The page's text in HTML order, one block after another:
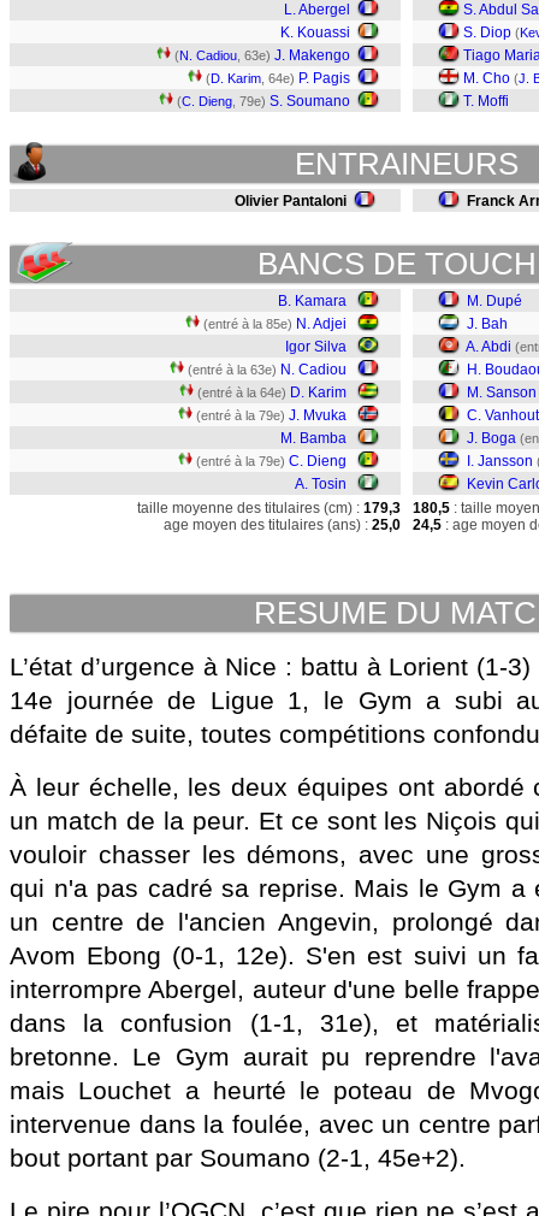
L. Abergel
K. Kouassi
(N. Cadiou , 63e) J. Makengo
(D. Karim , 64e) P. Pagis
(C. Dieng , 79e) S. Soumano
S. Abdul
S. Diop (
Tiago
M. Cho (J.
T. Moffi
ENTRAINEURS
Olivier Pantaloni Franck
BANCS DE
B. Kamara
(entré à la 85e) N. Adjei
Igor Silva
(entré à la 63e) N. Cadiou
(entré à la 64e) D. Karim
(entré à la 79e) J. Mvuka
M. Bamba
(entré à la 79e) C. Dieng
A. Tosin
M. Dupé
J. Bah
A. Abdi
H.
M. Sanson
C.
J. Boga
I. Jansson
Kevin
taille moyenne des titulaires (cm) : 179,3
age moyen des titulaires (ans) : 25,0
180,5 : taille
24,5 : age moyen
RESUME DU
L’état d’urgence à Nice : battu à Lorient (1-
14e journée de Ligue 1, le Gym a subi
défaite de suite, toutes compétitions
À leur échelle, les deux équipes ont abordé
un match de la peur. Et ce sont les Niçois
vouloir chasser les démons, avec une
qui n'a pas cadré sa reprise. Mais le Gym a
un centre de l'ancien Angevin, prolongé
Avom Ebong (0-1, 12e). S'en est suivi un
interrompre Abergel, auteur d'une belle
dans la confusion (1-1, 31e), et
bretonne. Le Gym aurait pu reprendre
mais Louchet a heurté le poteau de
intervenue dans la foulée, avec un centre
bout portant par Soumano (2-1, 45e+2).